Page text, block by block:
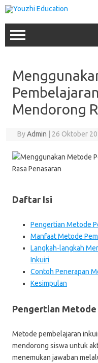
Skip
to
content
Mendorong
ByAdmin 26 Oktober
Daftar Isi
Pengertian Metode
Manfaat Metode
Langkah-langkah
Inkuiri
Contoh Penerapan
Kesimpulan
Pengertian
Metode pembelajaran
mendorong siswa untuk
menemukan jawaban